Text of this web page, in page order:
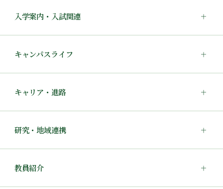
入学案内・入試関連
キャンパスライフ
キャリア・進路
研究・地域連携
教員紹介